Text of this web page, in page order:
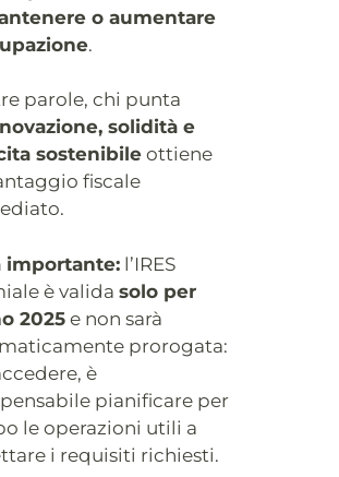
o aumentare
.
parole, chi punta
solidità e
sostenibileottiene
fiscale
importante:l’IRES
è valida solo per
2025e non sarà
prorogata:
è
pianificare per
le operazioni utili a
i requisiti richiesti.